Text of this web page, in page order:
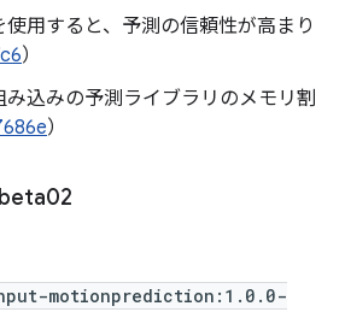
用すると、予測の信頼性が高まり
）
込みの予測ライブラリのメモリ割
）
motionprediction:1.0.0-